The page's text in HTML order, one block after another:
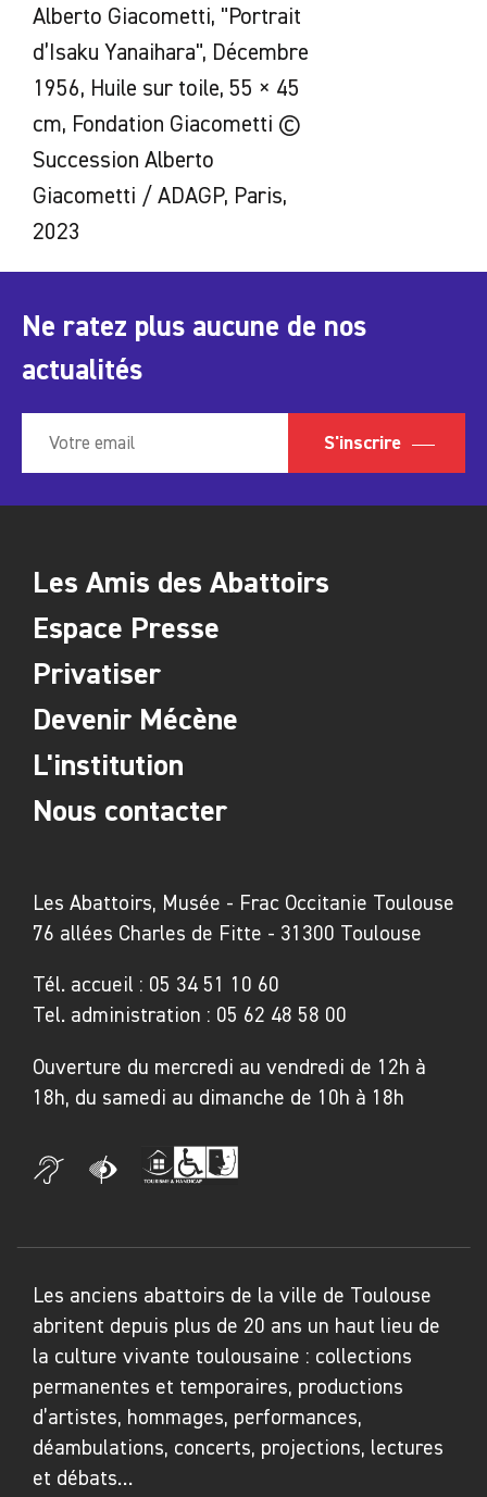
Alberto Giacometti, "Portrait
d’Isaku Yanaihara", Décembre
1956, Huile sur toile, 55 × 45
cm, Fondation Giacometti ©
Succession Alberto
Giacometti / ADAGP, Paris,
2023
Ne ratez plus aucune de nos
actualités
S'inscrire
Les Abattoirs, Musée - Frac Occitanie Toulouse
76 allées Charles de Fitte - 31300 Toulouse
Tél. accueil : 05 34 51 10 60
Tel. administration : 05 62 48 58 00
Ouverture du mercredi au vendredi de 12h à
18h, du samedi au dimanche de 10h à 18h
Les Amis des Abattoirs
Espace Presse
Privatiser
Devenir Mécène
L'institution
Nous contacter
Les anciens abattoirs de la ville de Toulouse
abritent depuis plus de 20 ans un haut lieu de
la culture vivante toulousaine : collections
permanentes et temporaires, productions
d’artistes, hommages, performances,
déambulations, concerts, projections, lectures
et débats…